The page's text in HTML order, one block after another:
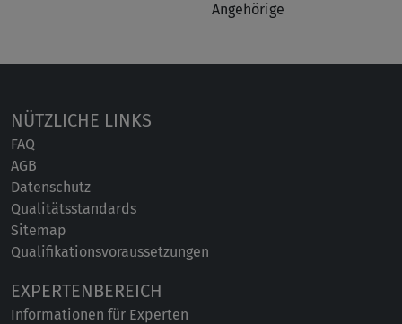
Angehörige
NÜTZLICHE LINKS
FAQ
AGB
Datenschutz
Qualitätsstandards
Sitemap
Qualifikationsvoraussetzungen
EXPERTENBEREICH
Informationen für Experten